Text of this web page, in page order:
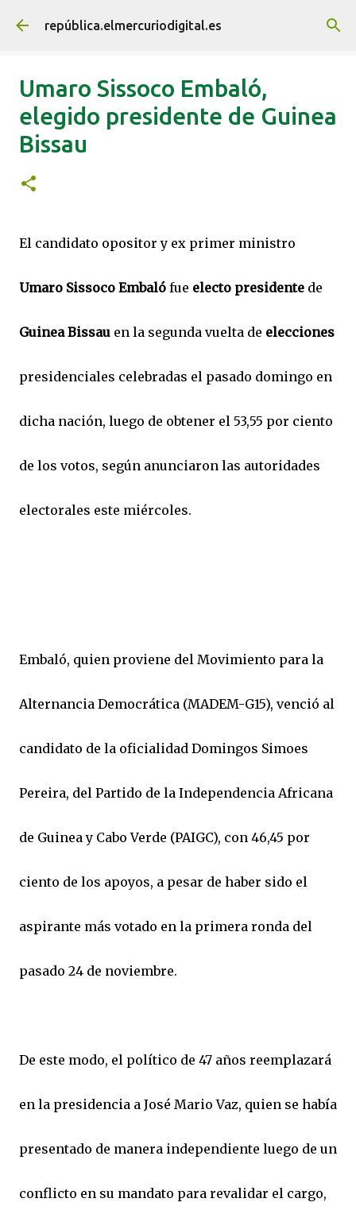
Ir al contenido principal
república.elmercuriodigital.es
Umaro Sissoco Embaló,
elegido presidente de Guinea
Bissau
El candidato opositor y ex primer ministro
Umaro Sissoco Embaló fue electo presidente de
Guinea Bissau en la segunda vuelta de elecciones
presidenciales celebradas el pasado domingo en
dicha nación, luego de obtener el 53,55 por ciento
de los votos, según anunciaron las autoridades
electorales este miércoles.
Embaló, quien proviene del Movimiento para la
Alternancia Democrática (MADEM-G15), venció al
candidato de la oficialidad Domingos Simoes
Pereira, del Partido de la Independencia Africana
de Guinea y Cabo Verde (PAIGC), con 46,45 por
ciento de los apoyos, a pesar de haber sido el
aspirante más votado en la primera ronda del
pasado 24 de noviembre.
De este modo, el político de 47 años reemplazará
en la presidencia a José Mario Vaz, quien se había
presentado de manera independiente luego de un
conflicto en su mandato para revalidar el cargo,